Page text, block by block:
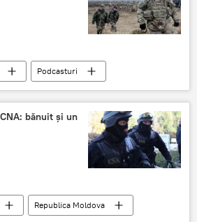
Podcasturi
NATO
bănuit şi un
Republica Moldova